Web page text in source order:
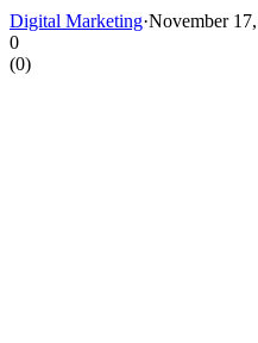
Digital Marketing·November
0
(0)